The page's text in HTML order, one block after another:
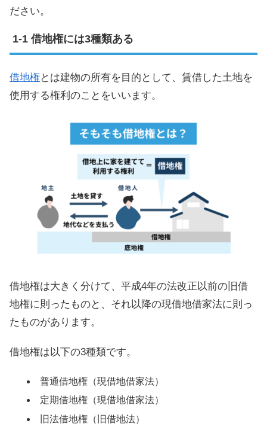
ださい。
借地権には3種類ある
借地権とは建物の所有を目的として、賃借した土地を
使用する権利のことをいいます。
借地権は大きく分けて、平成4年の法改正以前の旧借
地権に則ったものと、それ以降の現借地借家法に則っ
たものがあります。
借地権は以下の3種類です。
普通借地権（現借地借家法）
定期借地権（現借地借家法）
旧法借地権（旧借地法）